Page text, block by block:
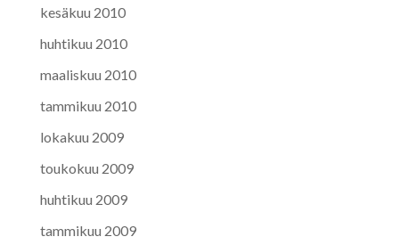
kesäkuu 2010
huhtikuu 2010
maaliskuu 2010
tammikuu 2010
lokakuu 2009
toukokuu 2009
huhtikuu 2009
tammikuu 2009